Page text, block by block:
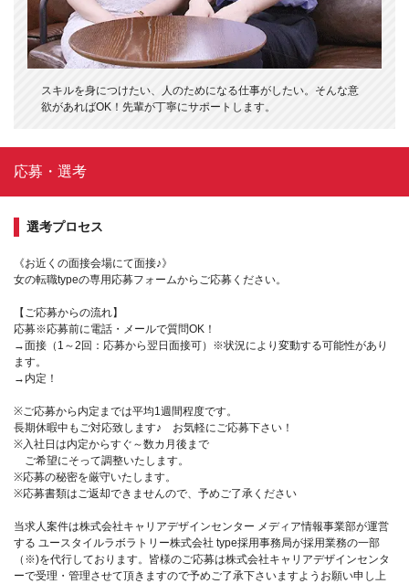
スキルを身につけたい、人のためになる仕事がしたい。そんな意
欲があればOK！先輩が丁寧にサポートします。
応募・選考
選考プロセス
《お近くの面接会場にて面接♪》
女の転職typeの専用応募フォームからご応募ください。
【ご応募からの流れ】
応募※応募前に電話・メールで質問OK！
→面接（1～2回：応募から翌日面接可）※状況により変動する可能性があり
ます。
→内定！
※ご応募から内定までは平均1週間程度です。
長期休暇中もご対応致します♪ お気軽にご応募下さい！
※入社日は内定からすぐ～数カ月後まで
ご希望にそって調整いたします。
※応募の秘密を厳守いたします。
※応募書類はご返却できませんので、予めご了承ください
当求人案件は株式会社キャリアデザインセンター メディア情報事業部が運営
する ユースタイルラボラトリー株式会社 type採用事務局が採用業務の一部
（※)を代行しております。皆様のご応募は株式会社キャリアデザインセンタ
ーで受理・管理させて頂きますので予めご了承下さいますようお願い申し上